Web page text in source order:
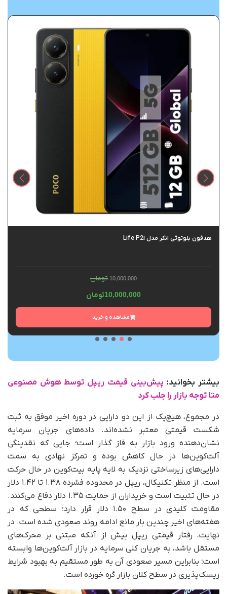
هدفون بلوتوثی انکر مدل Life P2i
10,000,000 تومان
10,000,000تومان
مشاهده و خرید
بیشتر بخوانید: پیش‌بینی قیمت ریپل توسط هوش مصنوعی
متا توجه بازار را جلب کرد
در مجموع، هیچ‌یک از این دو دارایی در دوره اخیر موفق به ثبت
شکست قیمتی معتبر نشده‌اند. داده‌های جریان سرمایه
نشان‌دهنده ورود بازار به فاز گذار است؛ جایی که نقدینگی
آلت‌کوین‌ها در حال کاهش بوده و تمرکز نهادی به سمت
دارایی‌های زیرساختی نزدیک به لایه پایه بیت‌کوین در حال حرکت
است. از منظر تکنیکال، ریپل در محدوده فشرده ۱.۳۸ تا ۱.۴۲ دلار
در حال تثبیت است و خریداران از حمایت ۱.۳۵ دلار دفاع می‌کنند.
مقاومت کلیدی در سطح ۱.۵۰ دلار قرار دارد؛ سطحی که در
هفته‌های اخیر چندین بار مانع ادامه روند صعودی شده است. در
نهایت، رفتار قیمتی ریپل بیش از آنکه مبتنی بر محرک‌های
مستقل باشد، به جریان کلی سرمایه در بازار آلت‌کوین‌ها وابسته
است؛ بنابراین مسیر صعودی آن به‌ طور مستقیم به بهبود شرایط
ریسک‌پذیری در سطح کلان بازار گره خورده است.